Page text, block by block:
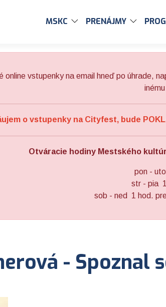
MSKC PRENÁJMY
online vstupenky na email hneď po úhrade,
o vstupenky na Cityfest, bude
Otváracie hodiny Mestského
pon -
str - pia
sob - ned 1 hod.
- Spoznal